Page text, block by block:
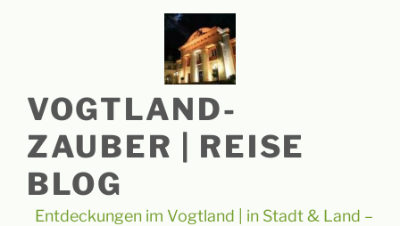
VOGTLAND-
ZAUBER | REISE
BLOG
Entdeckungen im Vogtland | in Stadt & Land –